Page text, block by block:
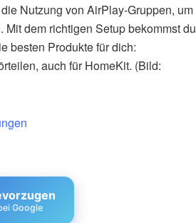
Nutzung von AirPlay-Gruppen, um
dem richtigen Setup bekommst du
besten Produkte für dich:
auch für HomeKit. (Bild:
Google